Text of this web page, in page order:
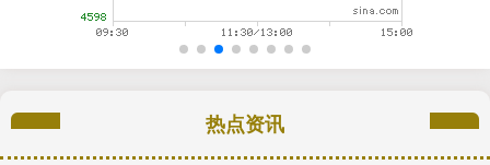
热点资讯